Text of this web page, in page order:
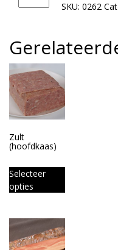
SKU: 0262
Zult
(hoofdkaas)
Selecteer
opties